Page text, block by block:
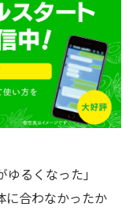
るくなった」
に合わなかったか